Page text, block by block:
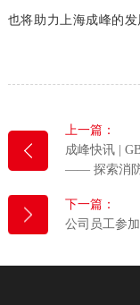
也将助力上海成峰的发
上一篇：
成峰快讯 |
—— 探索消
下一篇：
公司员工参